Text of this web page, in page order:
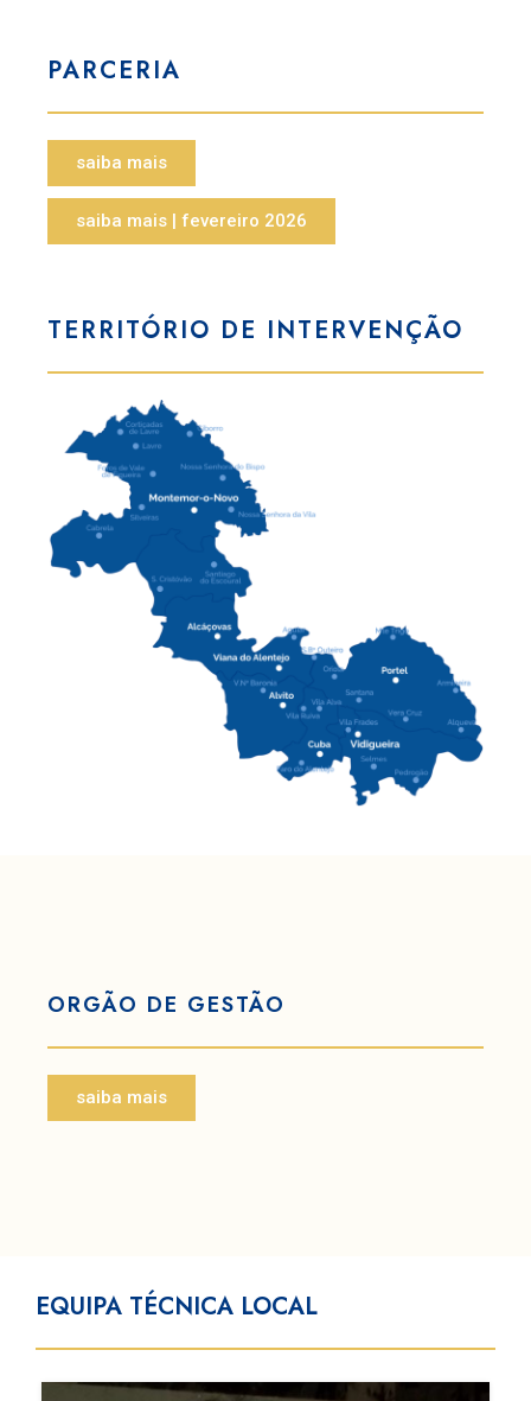
PARCERIA
saiba mais
saiba mais | fevereiro 2026
TERRITÓRIO DE INTERVENÇÃO
ORGÃO DE GESTÃO
saiba mais
EQUIPA TÉCNICA LOCAL